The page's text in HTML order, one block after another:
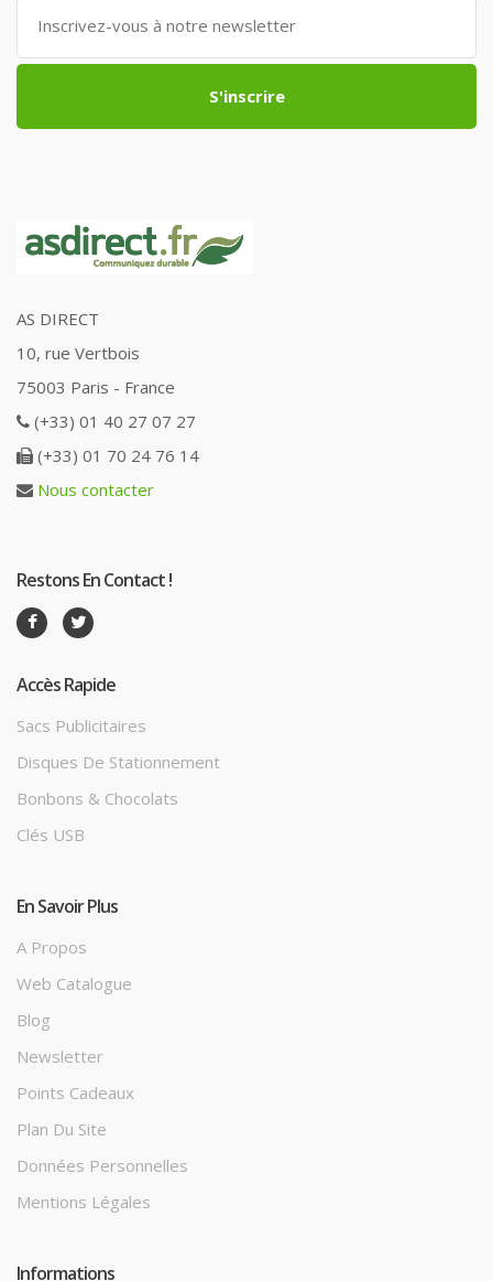
S'inscrire
AS DIRECT
10, rue Vertbois
75003 Paris - France
(+33) 01 40 27 07 27
(+33) 01 70 24 76 14
Nous contacter
Restons En Contact !
Accès Rapide
Sacs Publicitaires
Disques De Stationnement
Bonbons & Chocolats
Clés USB
En Savoir Plus
A Propos
Web Catalogue
Blog
Newsletter
Points Cadeaux
Plan Du Site
Données Personnelles
Mentions Légales
Informations